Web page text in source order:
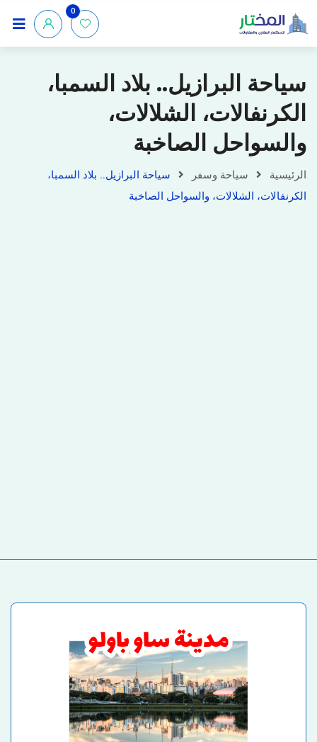
0
سياحة البرازيل.. بلاد السمبا،
الكرنفالات، الشلالات،
والسواحل الصاخبة
الرئيسية سياحة وسفر
سياحة البرازيل.. بلاد السمبا،
الكرنفالات، الشلالات، والسواحل الصاخبة